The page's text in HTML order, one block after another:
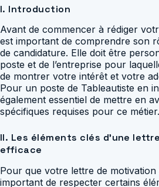
I. Introduction
Avant de commencer à rédiger
est important de comprendre son
de candidature. Elle doit être
poste et de l’entreprise pour
de montrer votre intérêt et votre
Pour un poste de Tableautiste en
également essentiel de mettre en
spécifiques requises pour ce métier.
II. Les éléments clés d’une
efficace
Pour que votre lettre de motivation
important de respecter certains